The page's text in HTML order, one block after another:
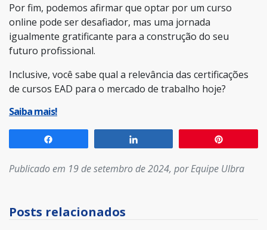
Por fim, podemos afirmar que optar por um curso
online pode ser desafiador, mas uma jornada
igualmente gratificante para a construção do seu
futuro profissional.
Inclusive, você sabe qual a relevância das certificações
de cursos EAD para o mercado de trabalho hoje?
Saiba mais!
Publicado em 19 de setembro de 2024, por Equipe Ulbra
Posts relacionados